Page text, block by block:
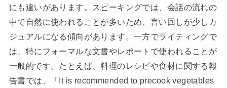
にも違いがあります。スピーキングでは、会話の流れの
中で自然に使われることが多いため、言い回しが少しカ
ジュアルになる傾向があります。一方でライティングで
は、特にフォーマルな文書やレポートで使われることが
一般的です。たとえば、料理のレシピや食材に関する報
告書では、「It is recommended to precook vegetables